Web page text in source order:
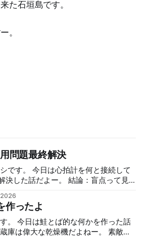
た石垣島です。
。
問題最終解決
よー。 結論：盲点って見
をPolar H9って心拍数計と組み合わ
々を時々書いています。心拍数計の値
体は慣れてきたし、面白くやっていま
。 心拍数計はiPhoneと
作ったよ
。 今日は鮭とば的な何かを作った話
は偉大な乾燥機だよねー。 素敵な